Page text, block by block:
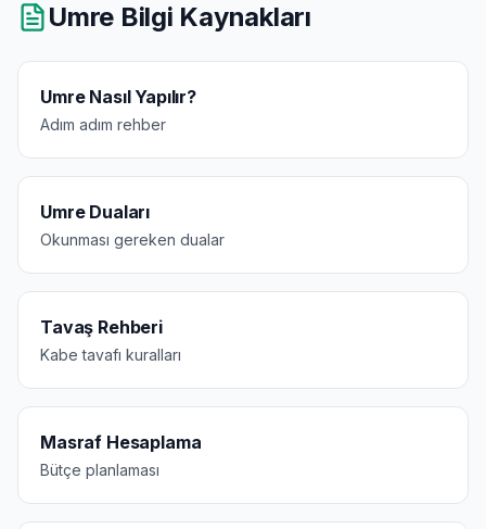
Umre Bilgi Kaynakları
Umre Nasıl Yapılır?
Adım adım rehber
Umre Duaları
Okunması gereken dualar
Tavaş Rehberi
Kabe tavafı kuralları
Masraf Hesaplama
Bütçe planlaması